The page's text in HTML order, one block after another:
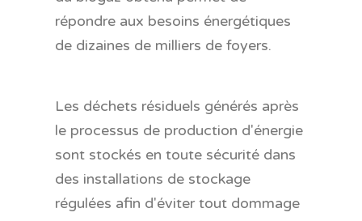
répondre aux besoins énergétiques
de dizaines de milliers de foyers.
Les déchets résiduels générés après
le processus de production d'énergie
sont stockés en toute sécurité dans
des installations de stockage
régulées afin d'éviter tout dommage